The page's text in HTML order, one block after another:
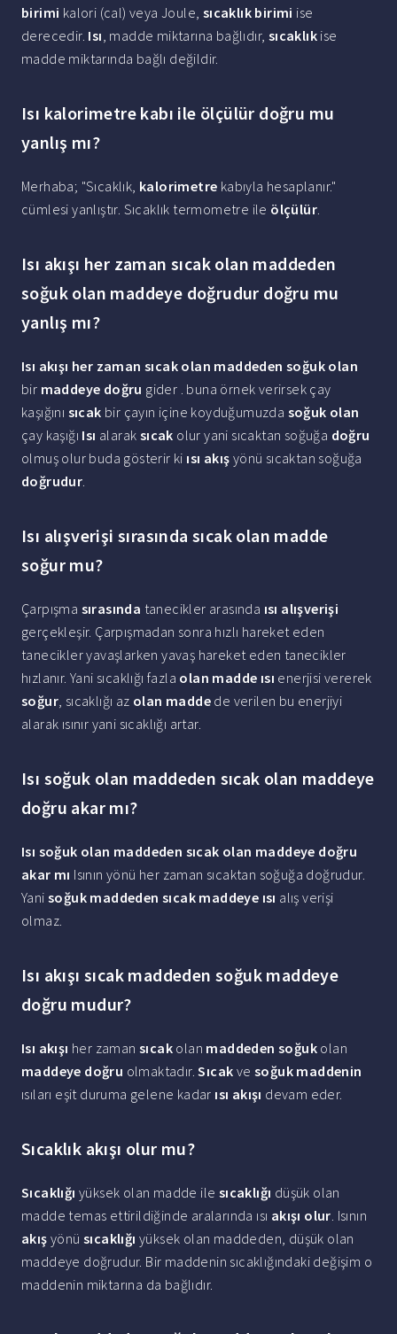
birimi kalori (cal) veya Joule, sıcaklık birimi ise
derecedir. Isı, madde miktarına bağlıdır, sıcaklık ise
madde miktarında bağlı değildir.
Isı kalorimetre kabı ile ölçülür doğru mu
yanlış mı?
Merhaba; "Sıcaklık, kalorimetre kabıyla hesaplanır."
cümlesi yanlıştır. Sıcaklık termometre ile ölçülür.
Isı akışı her zaman sıcak olan maddeden
soğuk olan maddeye doğrudur doğru mu
yanlış mı?
Isı akışı her zaman sıcak olan maddeden soğuk olan
bir maddeye doğru gider . buna örnek verirsek çay
kaşığını sıcak bir çayın içine koyduğumuzda soğuk olan
çay kaşığı Isı alarak sıcak olur yani sıcaktan soğuğa doğru
olmuş olur buda gösterir ki ısı akış yönü sıcaktan soğuğa
doğrudur.
Isı alışverişi sırasında sıcak olan madde
soğur mu?
Çarpışma sırasında tanecikler arasında ısı alışverişi
gerçekleşir. Çarpışmadan sonra hızlı hareket eden
tanecikler yavaşlarken yavaş hareket eden tanecikler
hızlanır. Yani sıcaklığı fazla olan madde ısı enerjisi vererek
soğur, sıcaklığı az olan madde de verilen bu enerjiyi
alarak ısınır yani sıcaklığı artar.
Isı soğuk olan maddeden sıcak olan maddeye
doğru akar mı?
Isı soğuk olan maddeden sıcak olan maddeye doğru
akar mı Isının yönü her zaman sıcaktan soğuğa doğrudur.
Yani soğuk maddeden sıcak maddeye ısı alış verişi
olmaz.
Isı akışı sıcak maddeden soğuk maddeye
doğru mudur?
Isı akışı her zamansıcak olan maddeden soğuk olan
maddeye doğru olmaktadır.Sıcak vesoğuk maddenin
ısıları eşit duruma gelene kadar ısı akışı devam eder.
Sıcaklık akışı olur mu?
Sıcaklığı yüksek olan madde ile sıcaklığı düşük olan
madde temas ettirildiğinde aralarında ısı akışı olur. Isının
akış yönüsıcaklığı yüksek olan maddeden, düşük olan
maddeye doğrudur. Bir maddenin sıcaklığındaki değişim o
maddenin miktarına da bağlıdır.